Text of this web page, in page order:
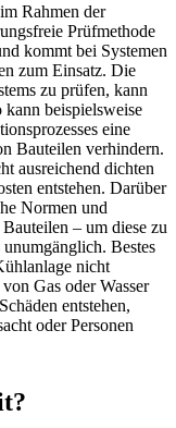
Rahmen der
Prüfmethode
kommt bei Systemen
zum Einsatz. Die
zu prüfen, kann
beispielsweise
eine
Bauteilen verhindern.
ausreichend dichten
entstehen. Darüber
Normen und
– um diese zu
Bestes
nicht
Gas oder Wasser
entstehen,
oder Personen